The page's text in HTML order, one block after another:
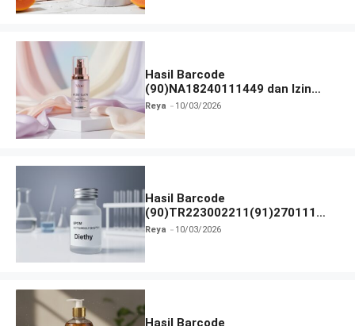
Hasil Barcode
(90)NA18240111449 dan Izin
BPOM
Reya 10/03/2026
Hasil Barcode
(90)TR223002211(91)270111
dan Izin BPOM
Reya 10/03/2026
Hasil Barcode